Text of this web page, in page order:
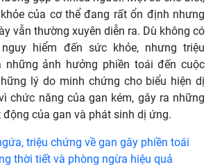
của cơ thể đang rất ổn định nhưng
vẫn thường xuyên diễn ra. Dù không có
hiểm đến sức khỏe, nhưng triệu
những ảnh hưởng phiền toái đến cuộc
lý do minh chứng cho biểu hiện dị
chức năng của gan kém, gây ra những
của gan và phát sinh dị ứng.
triệu chứng về gan gây phiền toái
thời tiết và phòng ngừa hiệu quả